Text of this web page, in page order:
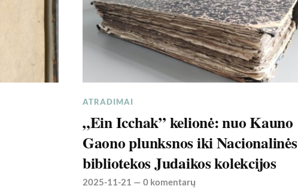
ATRADIMAI
„Ein Icchak” kelionė: nuo Kauno
Gaono plunksnos iki Nacionalinės
bibliotekos Judaikos kolekcijos
2025-11-21 — 0 komentarų